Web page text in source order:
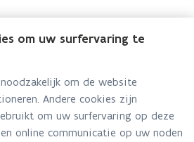
dit team? Stel ze hier:
om uw surfervaring te
om de website
Andere cookies zijn
om uw surfervaring op deze
online communicatie op uw noden